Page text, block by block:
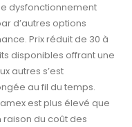
dysfonctionnement
d’autres options
Prix réduit de 30 à
disponibles offrant une
autres s’est
au fil du temps.
est plus élevé que
raison du coût des